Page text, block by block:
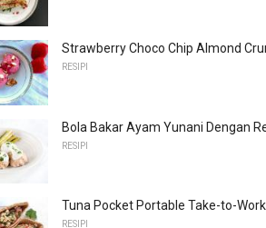
Strawberry Choco Chip Almond
RESIPI
Bola Bakar Ayam Yunani Dengan
RESIPI
Tuna Pocket Portable Take-to-Work
RESIPI